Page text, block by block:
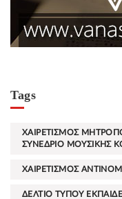
Tags
ΧΑΙΡΕΤΙΣΜΟΣ
ΣΥΝΕΔΡΙΟ ΜΟΥΣΙΚΗΣ
ΧΑΙΡΕΤΙΣΜΟΣ
ΔΕΛΤΙΟ ΤΥΠΟΥ